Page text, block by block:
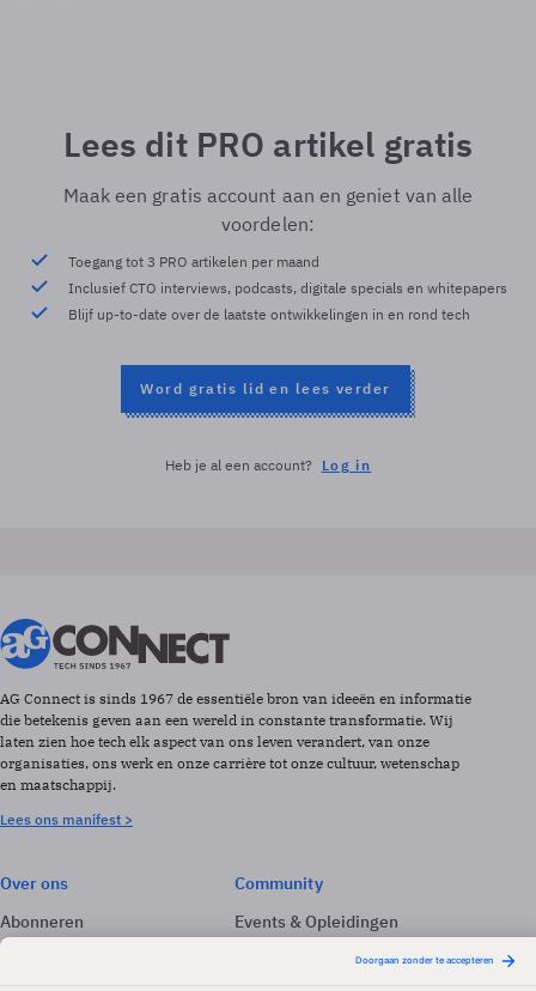
Lees dit PRO artikel gratis
Maak een gratis account aan en geniet van alle
voordelen:
Toegang tot 3 PRO artikelen per maand
Inclusief CTO interviews, podcasts, digitale specials en whitepapers
Blijf up-to-date over de laatste ontwikkelingen in en rond tech
Word gratis lid en lees verder
Heb je al een account? Log in
AG Connect is sinds 1967 de essentiële bron van ideeën en informatie
die betekenis geven aan een wereld in constante transformatie. Wij
laten zien hoe tech elk aspect van ons leven verandert, van onze
organisaties, ons werk en onze carrière tot onze cultuur, wetenschap
en maatschappij.
Lees ons manifest >
Over ons
Abonneren
Adverteren
Community
Events & Opleidingen